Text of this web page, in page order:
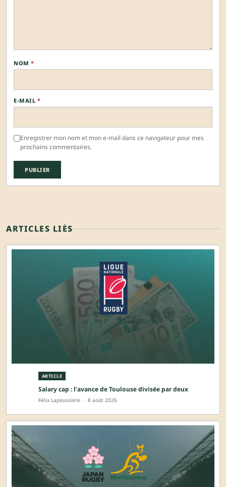
NOM *
E-MAIL *
Enregistrer mon nom et mon e-mail dans ce navigateur pour mes
prochains commentaires.
ARTICLES LIÉS
ARTICLE
Salary cap : l’avance de Toulouse divisée par deux
Félix Lapoussière · 8 août 2026